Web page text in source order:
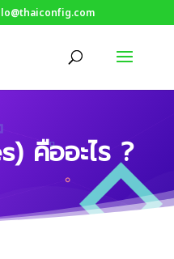
คืออะไร ?